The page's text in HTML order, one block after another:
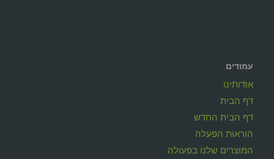
עמודים
אודותינו
דף הבית
דף הבית החדש
הוראות הפעלה
המוצרים שלנו בפעולה